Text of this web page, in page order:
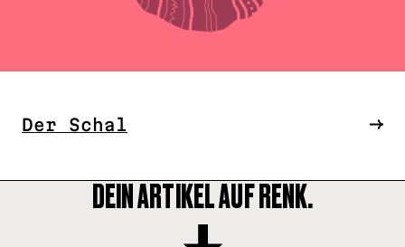
Der Schal
DEIN ARTIKEL AUF RENK.